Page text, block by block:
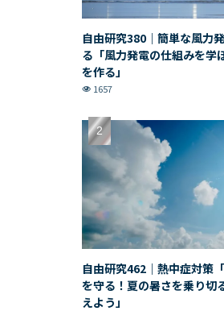
自由研究380｜簡単な風力
る「風力発電の仕組みを学
を作る」
1657
自由研究462｜熱中症対策
を守る！夏の暑さを乗り切
えよう」